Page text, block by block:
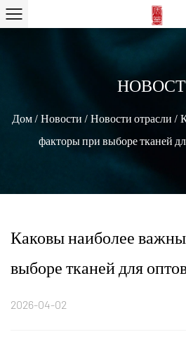
Дом / Новости / Новости отрасли /
факторы при выборе тканей
Каковы наиболее
выборе тканей для
2026-04-02